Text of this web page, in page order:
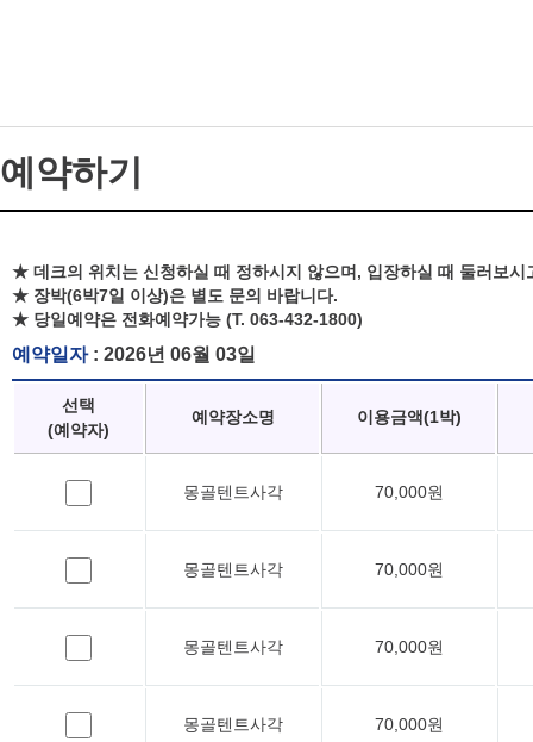
예약하기
★ 데크의 위치는 신청하실 때 정하시지 않으며, 입장하실 때 둘러보시
★ 장박(6박7일 이상)은 별도 문의 바랍니다.
★ 당일예약은 전화예약가능 (T. 063-432-1800)
예약일자: 2026년 06월 03일
선택
(예약자)
예약장소명 이용금액(1박)
몽골텐트사각 70,000원
몽골텐트사각 70,000원
몽골텐트사각 70,000원
몽골텐트사각 70,000원